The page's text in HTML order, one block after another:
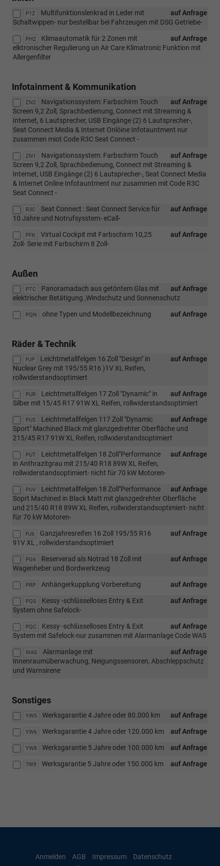
P1Z auf Anfrage
Multifunktionslenkrad in Leder mit
Schaltwippen- nur bestellbar bei Fahrzeugen mit DSG Getriebe-
PH2 auf Anfrage
Klimaautomatik für 2 Zonen mit
elktronischer Regulierung un Air Care Klimatronic Funktion mit
Allergenfilter
Infotainment & Kommunikation
ZN2 auf Anfrage
Navigationssystem: Farbschirm Touch
Screen 9,2 Zoll, Sprachbedienung, Connect mit Streaming &
Internet, 6 Lautsprecher, USB Eingänge (2) 6 Lautsprecher-,
Seat Connect Media & Internet Onlöine Infotauntment nur
zusammen miot Code R3C Seat Connect -
ZN1 auf Anfrage
Navigationssystem: Farbschirm Touch
Screen 9,2 Zoll, Sprachbedienung, Connect mit Streaming &
Internet, USB Eingänge (2) 6 Lautsprecher-, Seat Connect Media
& Internet Online Infotauntment nur zusammen mit Code R3C
Seat Connect -
R3C auf Anfrage
Seat Connect : Seat Connect Service für
10 Jahre und Notrufsysstem- eCall-
PFK auf Anfrage
Virtual Cockpit mit Farbschirm 10,25
Zoll- Serie mit Farbschirm 8 Zoll-
Außen
PTC auf Anfrage
Panoramadach aus getöntem Glas mit
elektrischer Betätigung ,Windschutz und Sonnenschutz
PQN auf Anfrage
ohne Typen und Modellbezeichnung
Räder & Technik
PJP auf Anfrage
Leichtmetallfelgen 16 Zoll "Design" in
Nuclear Grey mit 195/55 R16 )1V XL Reifen,
rollwiderstandsoptimiert
PUR auf Anfrage
Leichtmetallfelgen 17 Zoll "Dynamic" in
Silber mit 15/45 R17 91W XL Reifen, rollwiderstandsoptimiert
PUS auf Anfrage
Leichtmetallfelgen 117 Zoll "Dynamic
Sport" Machined Black mit glanzgedrehter Oberfläche und
215/45 R17 91W XL Reifen, rollwiderstandsoptimiert
PUT auf Anfrage
Leichtmetallfelgen 18 Zoll"Performance
in Anthrazitgrau mit 215/40 R18 89W XL Reifen,
rollwiderstandsoptimiert- nicht für 70 kW Motoren-
PUV auf Anfrage
Leichtmetallfelgen 18 Zoll"Performance
Soprt Machined in Black Matt mit glanzgedrehter Oberfläche
und 215/40 R18 89W XL Reifen, rollwiderstandsoptimiert- nicht
für 70 kW Motoren-
PJ6 auf Anfrage
Ganzjahresreifen 16 Zoll 195/55 R16
91V XL , rollwiderstandsoptimiert
PG6 auf Anfrage
Reserverad als Notrad 18 Zoll mit
Wagenheber und Bordwerkzeug
PRP auf Anfrage
Anhängerkupplung Vorbereitung
PQS auf Anfrage
Kessy -schlüsselloses Entry & Exit
System ohne Safelock-
PQC auf Anfrage
Kessy -schlüsselloses Entry & Exit
System mit Safelock-nur zusammen mit Alarmanlage Code WAS
WAS auf Anfrage
Alarmanlage mit
Innenraumüberwachung, Neigungssensoren, Abschleppschutz
und Warnsirene
Sonstiges
YW5 auf Anfrage
Werksgarantie 4 Jahre oder 80.000 km
YW6 auf Anfrage
Werksgarantie 4 Jahre oder 120.000 km
YW8 auf Anfrage
Werksgarantie 5 Jahre oder 100.000 km
7W9 auf Anfrage
Werksgarantie 5 Jahre oder 150.000 km
Anmelden AGB Impressum
Datenschutz